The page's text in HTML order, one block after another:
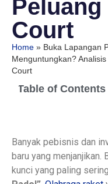
Court
Home » Buka Lapangan
Menguntungkan?
Court
Table of Contents
Banyak pebisnis dan
baru yang menjanjikan.
kunci yang paling